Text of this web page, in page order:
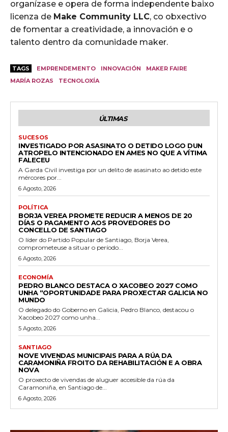
organízase e opera de forma independente baixo
licenza de Make Community LLC, co obxectivo
de fomentar a creatividade, a innovación e o
talento dentro da comunidade maker.
TAGS EMPRENDEMENTO INNOVACIÓN
MAKER FAIRE
MARÍA ROZAS
TECNOLOXÍA
ÚLTIMAS
SUCESOS
INVESTIGADO POR ASASINATO O DETIDO LOGO DUN
ATROPELO INTENCIONADO EN AMES NO QUE A VÍTIMA
FALECEU
A Garda Civil investiga por un delito de asasinato ao detido este
mércores por...
6 Agosto, 2026
POLÍTICA
BORJA VEREA PROMETE REDUCIR A MENOS DE 20
DÍAS O PAGAMENTO AOS PROVEDORES DO
CONCELLO DE SANTIAGO
O líder do Partido Popular de Santiago, Borja Verea,
comprometeuse a situar o período...
6 Agosto, 2026
ECONOMÍA
PEDRO BLANCO DESTACA O XACOBEO 2027 COMO
UNHA “OPORTUNIDADE PARA PROXECTAR GALICIA NO
MUNDO
O delegado do Goberno en Galicia, Pedro Blanco, destacou o
Xacobeo 2027 como unha...
5 Agosto, 2026
SANTIAGO
NOVE VIVENDAS MUNICIPAIS PARA A RÚA DA
CARAMONIÑA FROITO DA REHABILITACIÓN E A OBRA
NOVA
O proxecto de vivendas de aluguer accesible da rúa da
Caramoniña, en Santiago de...
6 Agosto, 2026